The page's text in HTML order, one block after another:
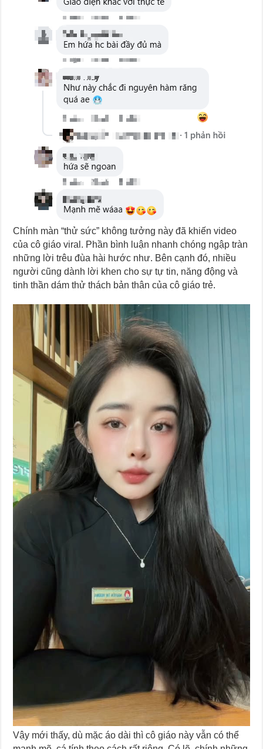
Chính màn “thử sức” không tưởng này đã khiến video
của cô giáo viral. Phần bình luận nhanh chóng ngập tràn
những lời trêu đùa hài hước như. Bên cạnh đó, nhiều
người cũng dành lời khen cho sự tự tin, năng động và
tinh thần dám thử thách bản thân của cô giáo trẻ.
Vậy mới thấy, dù mặc áo dài thì cô giáo này vẫn có thể